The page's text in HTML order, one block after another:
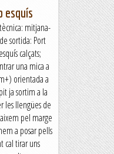
esquís
mitjana-
sortida: Port
calçats;
una mica a
orientada a
ja sortim a la
les llengües de
pel marge
a posar pells
cal tirar uns